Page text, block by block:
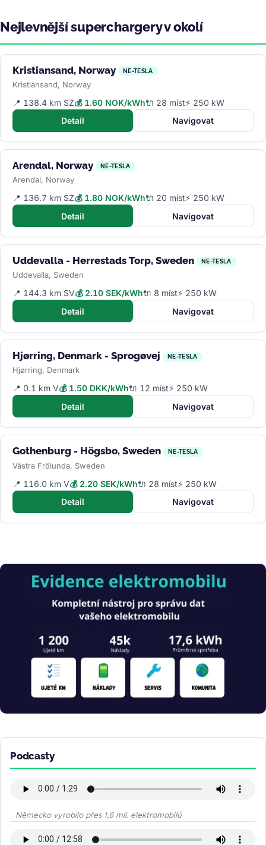
Nejlevnější superchargery v okolí
Kristiansand, Norway NE-TESLA
Kristiansand, Norway
📍 138.4 km SZ💰 1.60 NOK/kWh🔌 28 míst⚡ 250 kW
Detail
Navigovat
Arendal, Norway NE-TESLA
Arendal, Norway
📍 136.7 km SZ💰 1.80 NOK/kWh🔌 20 míst⚡ 250 kW
Detail
Navigovat
Uddevalla - Herrestads Torp, Sweden NE-TESLA
Uddevalla, Sweden
📍 144.3 km SV💰 2.10 SEK/kWh🔌 8 míst⚡ 250 kW
Detail
Navigovat
Hjørring, Denmark - Sprogøvej NE-TESLA
Hjørring, Denmark
📍 0.1 km V💰 1.50 DKK/kWh🔌 12 míst⚡ 250 kW
Detail
Navigovat
Gothenburg - Högsbo, Sweden NE-TESLA
Västra Frölunda, Sweden
📍 116.0 km V💰 2.20 SEK/kWh🔌 28 míst⚡ 250 kW
Detail
Navigovat
Obrázek
Podcasty
Německo vyrobilo přes 1,6 mil. elektromobilů